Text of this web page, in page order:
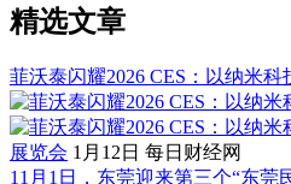
精选文章
菲沃泰闪耀2026 CES：以纳米
展览会 1月12日 每日财经网
11月1日，东莞迎来第三个“东莞